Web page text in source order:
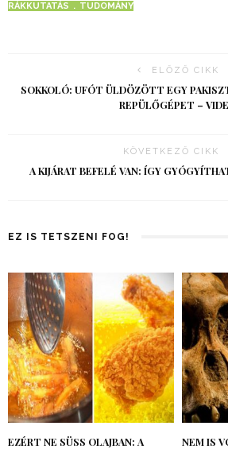
RÁKKUTATÁS
TUDOMÁNY
ELŐZŐ CIKK
SOKKOLÓ: UFÓT ÜLDÖZÖTT EGY
REPÜLŐGÉPET –
KÖVETKEZŐ CIKK
A KIJÁRAT BEFELÉ VAN: ÍGY
EZ IS TETSZENI FOG!
EZÉRT NE SÜSS OLAJBAN: A
NEM IS